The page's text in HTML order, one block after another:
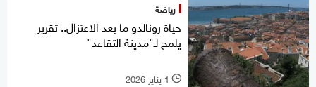
رياضة
حياة رونالدو ما بعد الاعتزال.. تقرير
يلمح لـ"مدينة التقاعد"
l 1 يناير 2026